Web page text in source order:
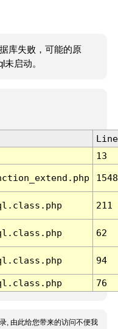
库失败，可能的原
启动。
Line
13
1548
211
62
94
76
, 由此给您带来的访问不便我